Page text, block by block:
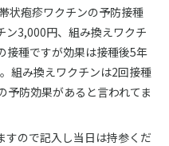
状疱疹ワクチンの予防接種
ン3,000円、組み換えワクチ
接種ですが効果は接種後5年
組み換えワクチンは2回接種
予防効果があると言われてま
ので記入し当日は持参くだ